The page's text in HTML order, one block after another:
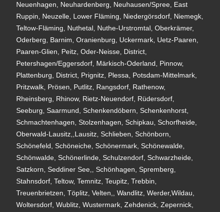
Neuenhagen, Neuhardenberg, Neuhausen/Spree, East
Ruppin, Neuzelle, Lower Fläming, Niedergörsdorf, Niemegk,
Teltow-Fläming, Nuthetal, Nuthe-Urstromtal, Oberkrämer,
Oderberg, Barnim, Oranienburg, Uckermark, Uetz-Paaren,
Paaren-Glien, Peitz, Oder-Neisse, District,
Petershagen/Eggersdorf, Märkisch-Oderland, Pinnow,
Plattenburg, District, Prignitz, Plessa, Potsdam-Mittelmark,
Pritzwalk, Prösen, Putlitz, Rangsdorf, Rathenow,
Rheinsberg, Rhinow, Rietz-Neuendorf, Rüdersdorf,
Seeburg, Saarmund, Schenkendöbern, Schenkenhorst,
Schmachtenhagen, Stolzenhagen, Schipkau, Schorfheide,
Oberwald-Lausitz,,Lausitz, Schlieben, Schönborn,
Schönefeld, Schöneiche, Schönermark, Schönewalde,
Schönwalde, Schönerlinde, Schulzendorf, Schwarzheide,
Satzkorn, Seddiner See,, Schönhagen, Spremberg,
Stahnsdorf, Teltow, Temnitz, Teupitz, Trebbin,
Treuenbrietzen, Töplitz, Velten,, Wandlitz, Werder,Wildau,
Woltersdorf, Wublitz, Wustermark, Zehdenick, Zepernick,